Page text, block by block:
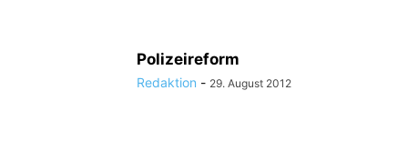
Polizeireform
Redaktion - 29. August 2012